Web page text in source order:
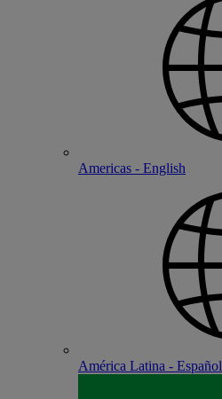
Americas - English
América Latina - Español